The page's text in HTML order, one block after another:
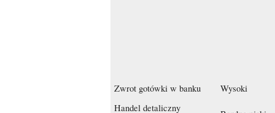
Zwrot gotówki w banku
Wysoki
Handel detaliczny